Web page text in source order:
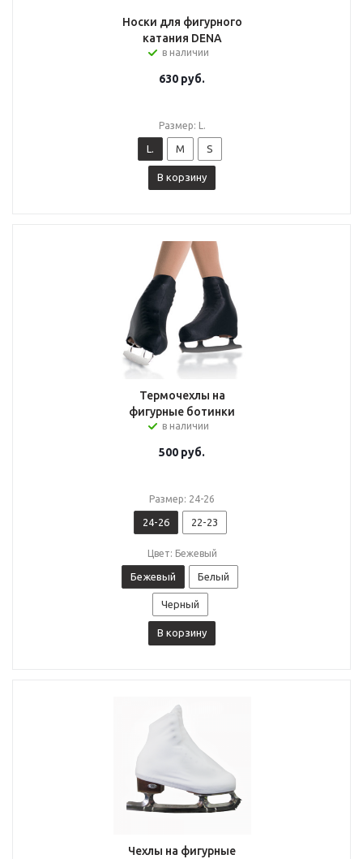
Носки для фигурного
катания DENA
в наличии
630 руб.
Размер: L.
L. M S
В корзину
Термочехлы на
фигурные ботинки
в наличии
500 руб.
Размер: 24-26
24-26 22-23
Цвет: Бежевый
Бежевый Белый
Черный
В корзину
Чехлы на фигурные